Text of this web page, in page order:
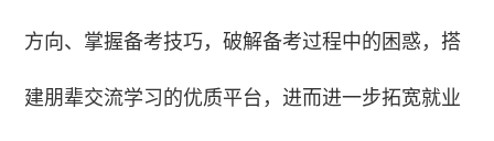
方向、掌握备考技巧，破解备考过程中的困惑，搭
建朋辈交流学习的优质平台，进而进一步拓宽就业